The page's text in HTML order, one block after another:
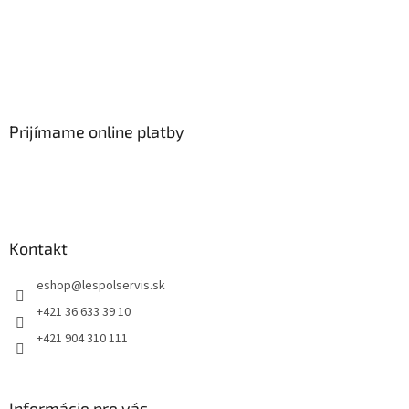
Prijímame online platby
Kontakt
eshop@lespolservis.sk
+421 36 633 39 10
+421 904 310 111